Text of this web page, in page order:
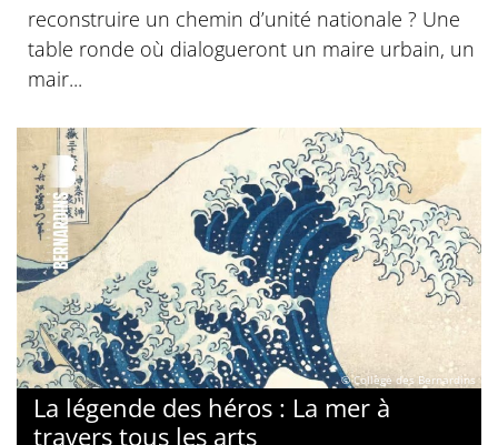
reconstruire un chemin d’unité nationale ? Une
table ronde où dialogueront un maire urbain, un
mair...
© Collège des Bernardins
La légende des héros : La mer à
travers tous les arts